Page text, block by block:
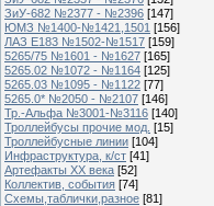
ЗиУ-682 №2377 - №2396 [147]
ЮМЗ №1400-№1421,1501 [156]
ЛАЗ Е183 №1502-№1517 [159]
5265/75 №1601 - №1627 [165]
5265.02 №1072 - №1164 [125]
5265.03 №1095 - №1122 [77]
5265.0* №2050 - №2107 [146]
Тр.-Альфа №3001-№3116 [140]
Троллейбусы прочие мод. [15]
Троллейбусные линии [104]
Инфраструктура, к/ст [41]
Артефакты ХХ века [52]
Коллектив, события [74]
Схемы,таблички,разное [81]